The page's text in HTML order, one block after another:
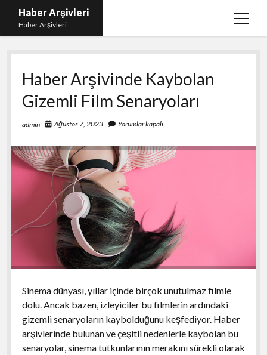
Haber Arşivleri
Haber Arşivleri
menüyü
Liste
Sayfa Listesi
Ücretsiz Tiktok Takipçi Çoğaltma
YouTube’da Nasıl Abone Kazanılır
Haber Arşivinde Kaybolan
Gizemli Film Senaryoları
admin Ağustos 7, 2023 Yorumlar kapalı
Sinema dünyası, yıllar içinde birçok unutulmaz filmle
dolu. Ancak bazen, izleyiciler bu filmlerin ardındaki
gizemli senaryoların kaybolduğunu keşfediyor. Haber
arşivlerinde bulunan ve çeşitli nedenlerle kaybolan bu
senaryolar, sinema tutkunlarının merakını sürekli olarak